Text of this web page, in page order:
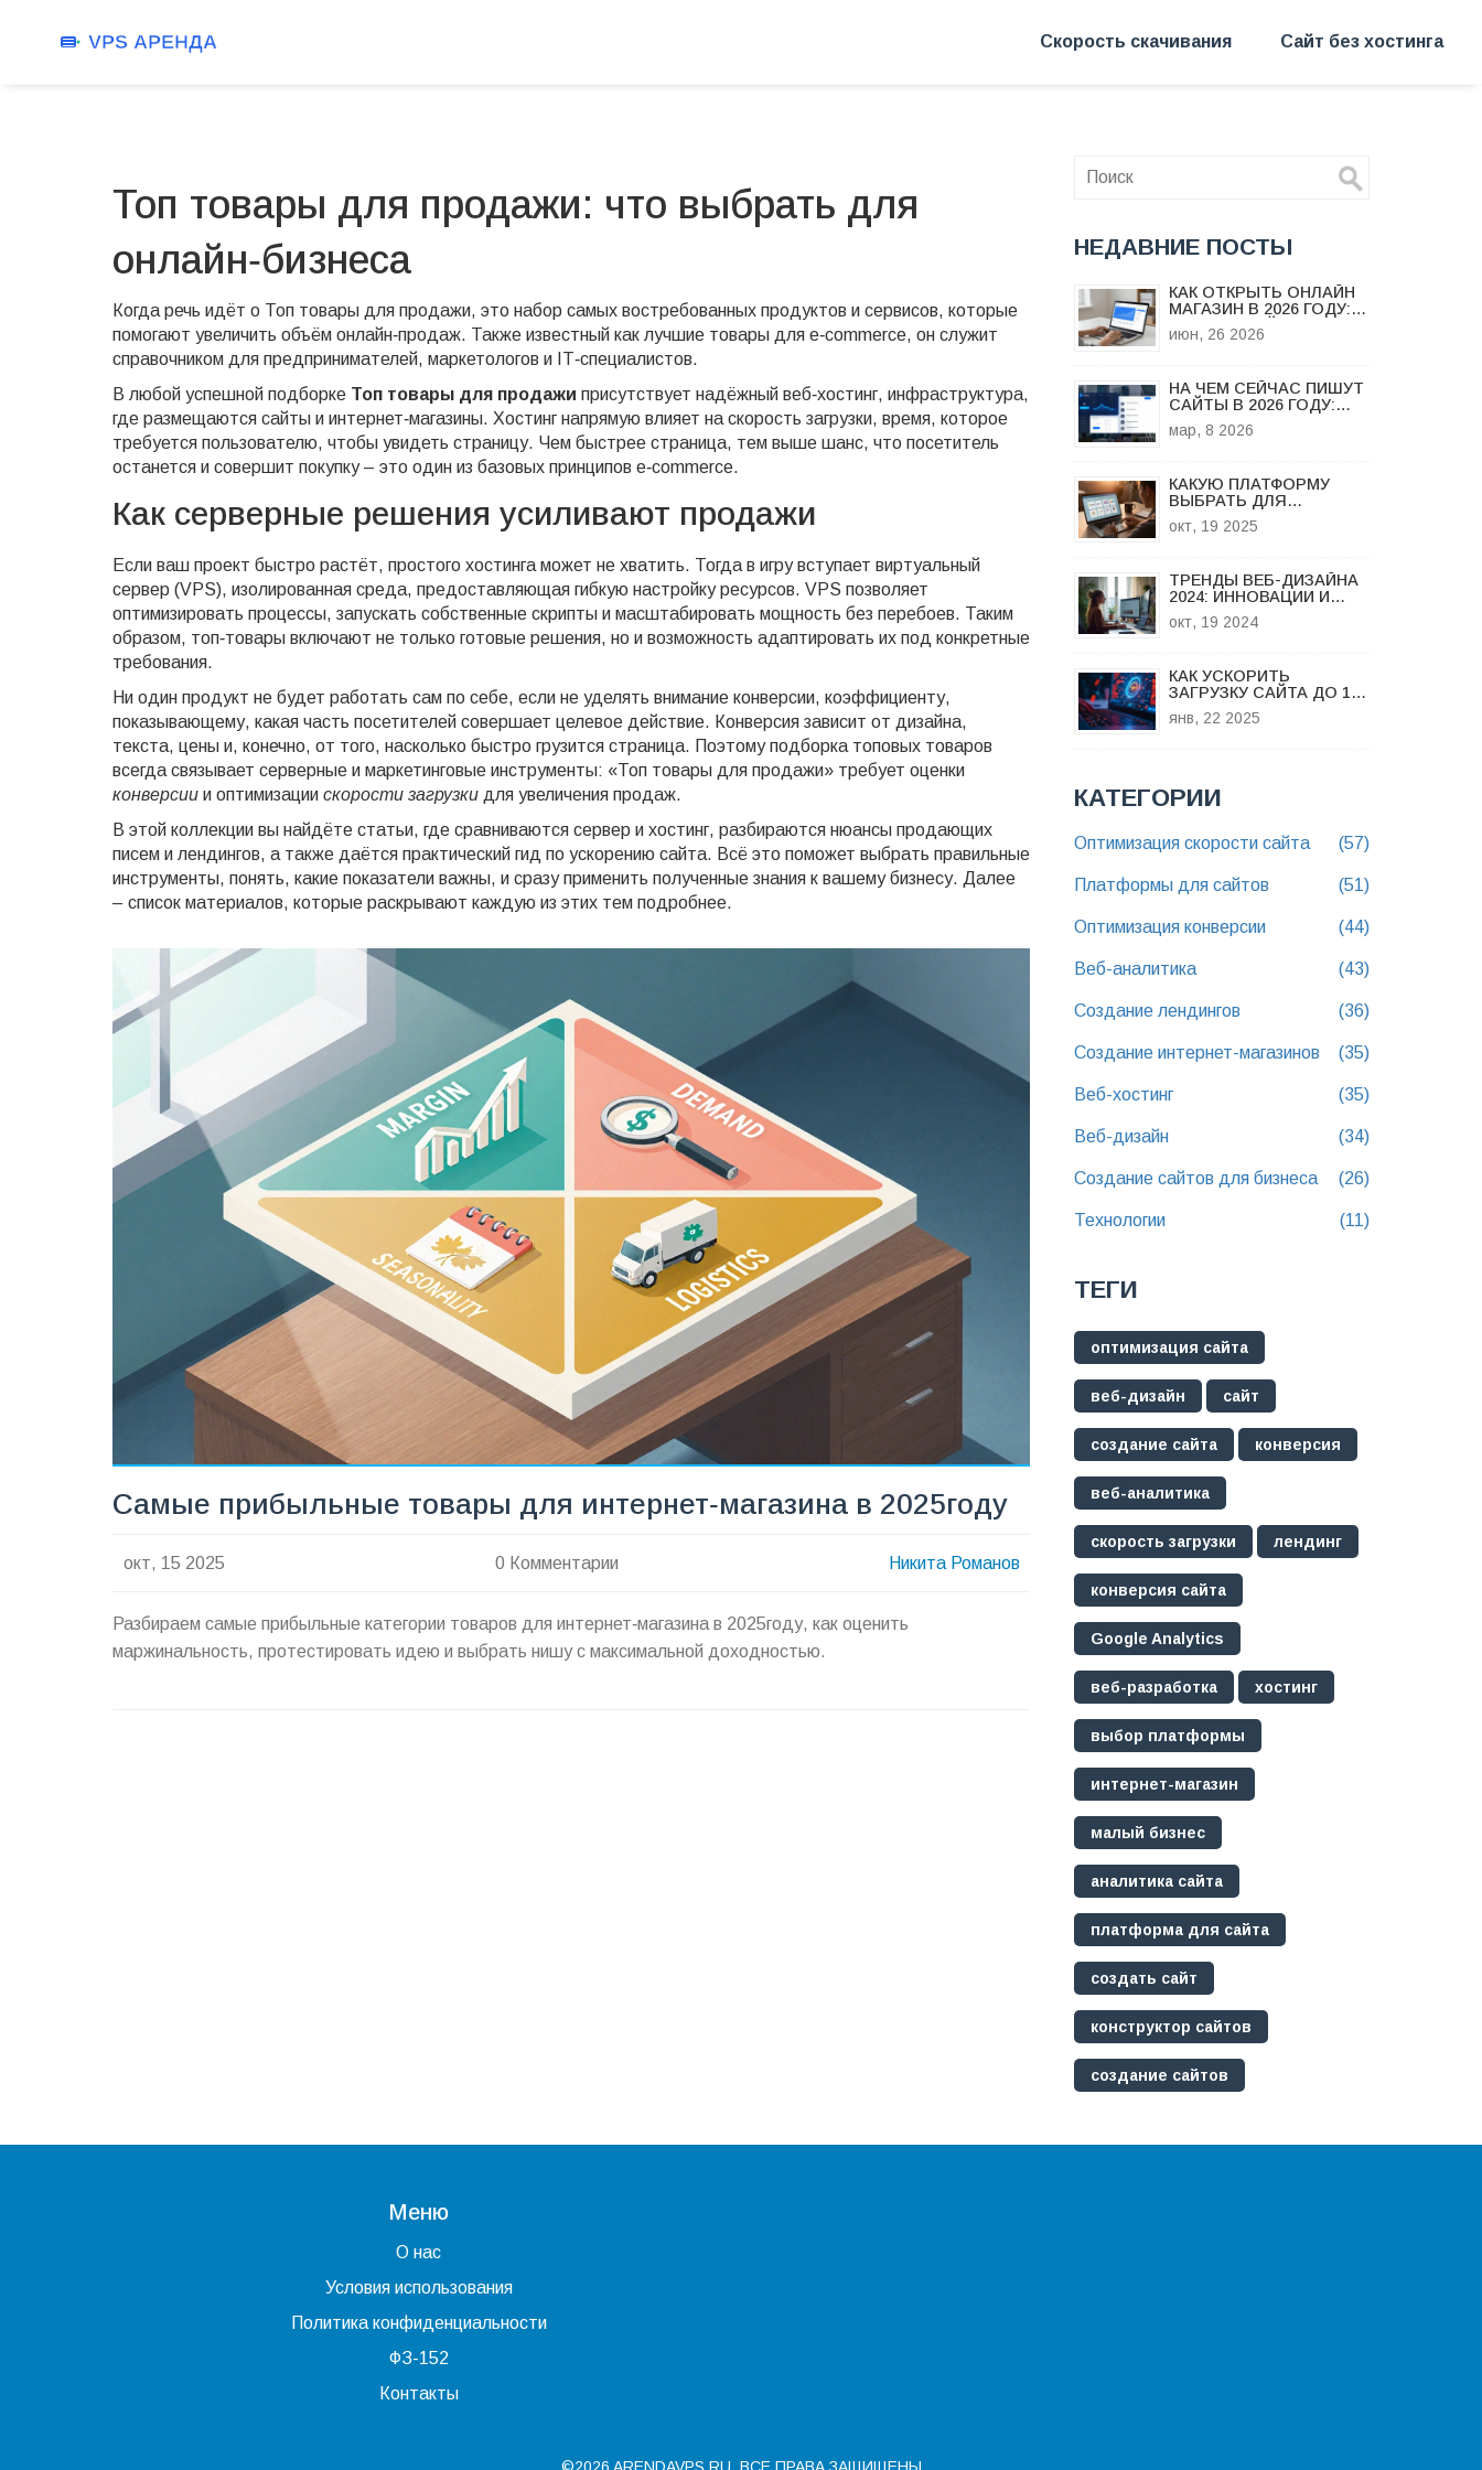
Скорость скачивания Сайт без хостинга
Топ товары для продажи: что выбрать для
онлайн‑бизнеса
Когда речь идёт о Топ товары для продажи, это набор самых востребованных продуктов и сервисов, которые
помогают увеличить объём онлайн‑продаж. Также известный как лучшие товары для e‑commerce, он служит
справочником для предпринимателей, маркетологов и IT‑специалистов.
В любой успешной подборке Топ товары для продажи присутствует надёжный веб‑хостинг, инфраструктура,
где размещаются сайты и интернет‑магазины. Хостинг напрямую влияет на скорость загрузки, время, которое
требуется пользователю, чтобы увидеть страницу. Чем быстрее страница, тем выше шанс, что посетитель
останется и совершит покупку – это один из базовых принципов e‑commerce.
Как серверные решения усиливают продажи
Если ваш проект быстро растёт, простого хостинга может не хватить. Тогда в игру вступает виртуальный
сервер (VPS), изолированная среда, предоставляющая гибкую настройку ресурсов. VPS позволяет
оптимизировать процессы, запускать собственные скрипты и масштабировать мощность без перебоев. Таким
образом, топ‑товары включают не только готовые решения, но и возможность адаптировать их под конкретные
требования.
Ни один продукт не будет работать сам по себе, если не уделять внимание конверсии, коэффициенту,
показывающему, какая часть посетителей совершает целевое действие. Конверсия зависит от дизайна,
текста, цены и, конечно, от того, насколько быстро грузится страница. Поэтому подборка топовых товаров
всегда связывает серверные и маркетинговые инструменты: «Топ товары для продажи» требует оценки
конверсии и оптимизации скорости загрузки для увеличения продаж.
В этой коллекции вы найдёте статьи, где сравниваются сервер и хостинг, разбираются нюансы продающих
писем и лендингов, а также даётся практический гид по ускорению сайта. Всё это поможет выбрать правильные
инструменты, понять, какие показатели важны, и сразу применить полученные знания к вашему бизнесу. Далее
– список материалов, которые раскрывают каждую из этих тем подробнее.
Самые прибыльные товары для интернет‑магазина в 2025году
окт, 15 2025 0 Комментарии Никита Романов
Разбираем самые прибыльные категории товаров для интернет‑магазина в 2025году, как оценить
маржинальность, протестировать идею и выбрать нишу с максимальной доходностью.
НЕДАВНИЕ ПОСТЫ
КАК ОТКРЫТЬ ОНЛАЙН
МАГАЗИН В 2026 ГОДУ:
ПОШАГОВЫЙ ПЛАН
ЗАПУСКА
июн, 26 2026
НА ЧЕМ СЕЙЧАС ПИШУТ
САЙТЫ В 2026 ГОДУ:
ЛУЧШИЕ ПЛАТФОРМЫ И
ТЕХНОЛОГИИ
мар, 8 2026
КАКУЮ ПЛАТФОРМУ
ВЫБРАТЬ ДЛЯ
ИНТЕРНЕТ‑МАГАЗИНА:
ПОЛНОЕ РУКОВОДСТВО
окт, 19 2025
ТРЕНДЫ ВЕБ-ДИЗАЙНА
2024: ИННОВАЦИИ И
НОВЫЕ ПОДХОДЫ
окт, 19 2024
КАК УСКОРИТЬ
ЗАГРУЗКУ САЙТА ДО 10
МБИТ/С: ПОЛЕЗНЫЕ
СОВЕТЫ И МЕТОДЫ
янв, 22 2025
КАТЕГОРИИ
Оптимизация скорости сайта (57)
Платформы для сайтов (51)
Оптимизация конверсии (44)
Веб-аналитика (43)
Создание лендингов (36)
Создание интернет-магазинов (35)
Веб-хостинг (35)
Веб-дизайн (34)
Создание сайтов для бизнеса (26)
Технологии (11)
ТЕГИ
оптимизация сайта
веб-дизайн сайт
создание сайта конверсия
веб-аналитика
скорость загрузки лендинг
конверсия сайта
Google Analytics
веб-разработка хостинг
выбор платформы
интернет-магазин
малый бизнес
аналитика сайта
платформа для сайта
создать сайт
конструктор сайтов
создание сайтов
Меню
О нас
Условия использования
Политика конфиденциальности
ФЗ-152
Контакты